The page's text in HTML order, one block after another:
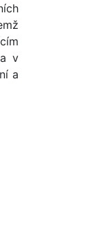
v
a